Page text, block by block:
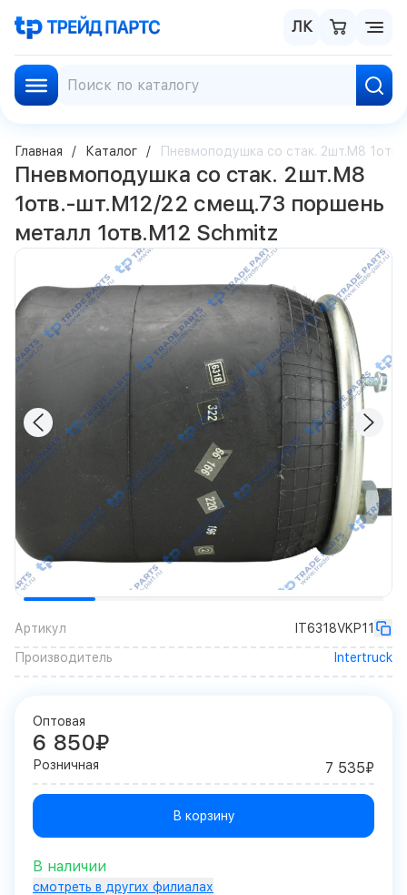
ЛК
Главная Каталог Пневмоподушка со стак. 2шт.M8
Пневмоподушка со стак. 2шт.M8
1отв.-шт.M12/22 смещ.73 поршень
металл 1отв.M12 Schmitz
Артикул
IT6318VKP11
Производитель
Intertruck
Оптовая
6 850₽
Розничная 7 535₽
В корзину
В наличии
смотреть в других филиалах